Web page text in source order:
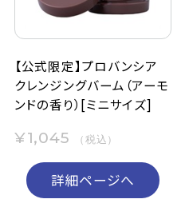
【公式限定】プロバンシア
クレンジングバーム（アーモ
ンドの香り）[ミニサイズ]
¥1,045 （税込）
詳細ページへ